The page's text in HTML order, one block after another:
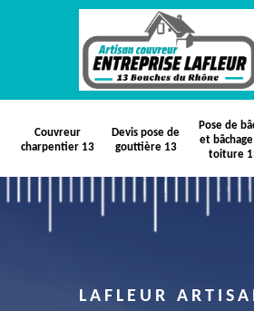
Couvreur
charpentier 13
Devis pose de
gouttière 13
Pose de
et
toiture
LAFLEUR